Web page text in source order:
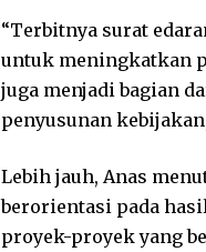
“Terbitnya surat
untuk meningkatkan
juga menjadi bagian
penyusunan
Lebih jauh, Anas
berorientasi pada
proyek-proyek yang